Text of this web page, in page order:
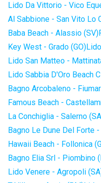
Lido Da Vittorio - Vico
Al Sabbione - San Vito Lo
Baba Beach - Alassio (SV)
Key West - Grado (GO)
Lido San Matteo -
Lido Sabbia D'Oro Beach
Bagno Arcobaleno -
Famous Beach -
La Conchiglia - Salerno
Bagno Le Dune Del Forte
Hawaii Beach - Follonica
Bagno Elia Srl - Piombino
Lido Venere - Agropoli